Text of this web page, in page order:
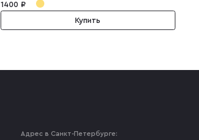
1400 ₽
Купить
Адрес в Санкт-Петербурге: